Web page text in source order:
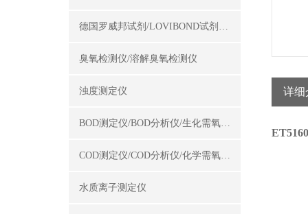
德国罗威邦试剂/LOVIBOND试剂/罗威邦试剂
臭氧检测仪/溶解臭氧检测仪
浊度测定仪
BOD测定仪/BOD分析仪/生化需氧量测定仪
COD测定仪/COD分析仪/化学需氧量测定仪
水质离子测定仪
详细